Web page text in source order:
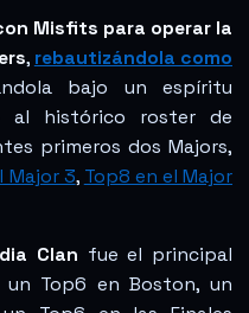
Misfits para operar la
, rebautizándola como
bajo un espíritu
al histórico roster de
primeros dos Majors,
Major 3, Top8 en el Major
Clan fue el principal
Top6 en Boston, un